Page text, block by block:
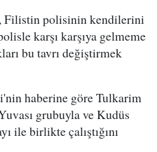
Filistin polisinin kendilerini
karşı karşıya gelmeme
bu tavrı değiştirmek
haberine göre Tulkarim
grubuyla ve Kudüs
ile birlikte çalıştığını